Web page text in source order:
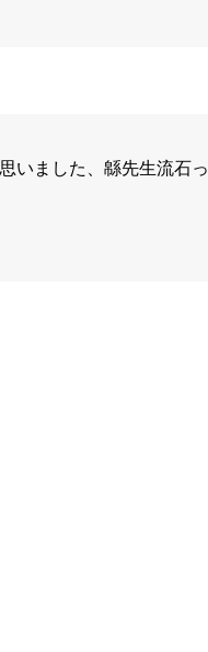
いました、緜先生流石っ